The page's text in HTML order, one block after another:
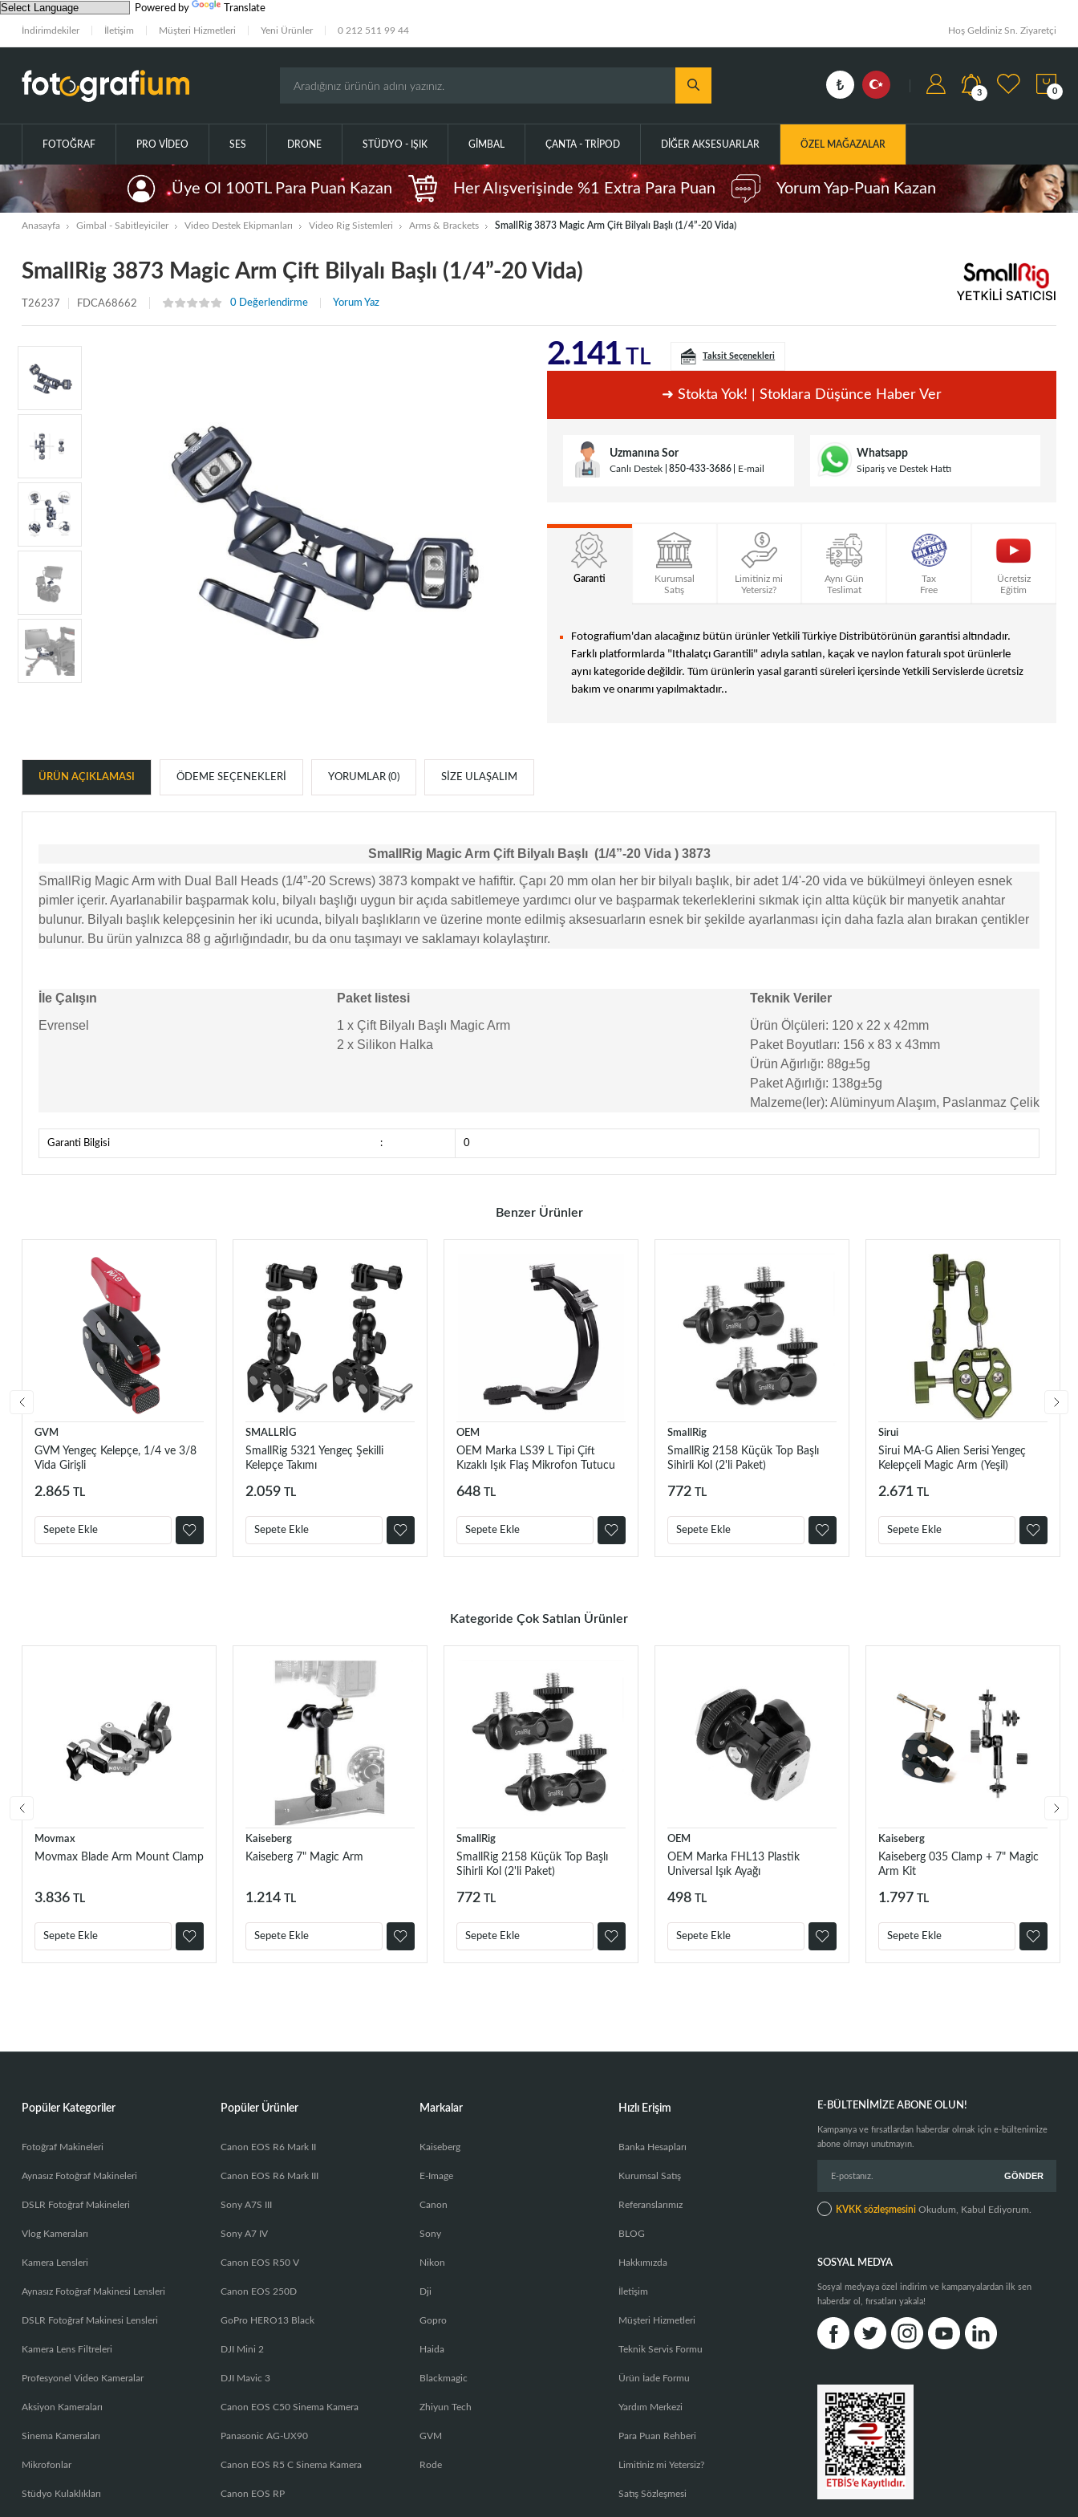
Powered by Translate
İndirimdekiler İletişim Müşteri Hizmetleri Yeni Ürünler 0 212 511 99 44 Hoş Geldiniz Sn. Ziyaretçi
3 0
FOTOĞRAF PRO VIDEO SES DRONE STÜDYO - IŞIK GIMBAL ÇANTA - TRIPOD DIĞER AKSESUARLAR ÖZEL MAĞAZALAR
Üye Ol 100TL Para Puan Kazan Her Alışverişinde %1 Extra Para Puan Yorum Yap-Puan Kazan
Anasayfa Gimbal - Sabitleyiciler Video Destek Ekipmanları Video Rig Sistemleri Arms & Brackets SmallRig 3873 Magic Arm Çift Bilyalı Başlı (1/4”-20 Vida)
SmallRig 3873 Magic Arm Çift Bilyalı Başlı (1/4”-20 Vida)
T26237 FDCA68662 0 Değerlendirme Yorum Yaz
2.141 TL Taksit Seçenekleri
➜ Stokta Yok! | Stoklara Düşünce Haber Ver
Uzmanına Sor
Canlı Destek 850-433-3686 E-mail
Whatsapp
Sipariş ve Destek Hattı
Garanti
Kurumsal
Satış
Limitiniz mi
Yetersiz?
Aynı Gün
Teslimat
Tax
Free
Ücretsiz
Eğitim
Fotografium'dan alacağınız bütün ürünler Yetkili Türkiye Distribütörünün garantisi altındadır.
Farklı platformlarda "Ithalatçı Garantili" adıyla satılan, kaçak ve naylon faturalı spot ürünlerle
aynı kategoride değildir. Tüm ürünlerin yasal garanti süreleri içersinde Yetkili Servislerde ücretsiz
bakım ve onarımı yapılmaktadır..
ÜRÜN AÇIKLAMASI ÖDEME SEÇENEKLERI YORUMLAR (0) SIZE ULAŞALIM
SmallRig Magic Arm Çift Bilyalı Başlı (1/4”-20 Vida ) 3873
SmallRig Magic Arm with Dual Ball Heads (1/4”-20 Screws) 3873 kompakt ve hafiftir. Çapı 20 mm olan her bir bilyalı başlık, bir adet 1/4'-20 vida ve bükülmeyi önleyen esnek
pimler içerir. Ayarlanabilir başparmak kolu, bilyalı başlığı uygun bir açıda sabitlemeye yardımcı olur ve başparmak tekerleklerini sıkmak için altta küçük bir manyetik anahtar
bulunur. Bilyalı başlık kelepçesinin her iki ucunda, bilyalı başlıkların ve üzerine monte edilmiş aksesuarların esnek bir şekilde ayarlanması için daha fazla alan bırakan çentikler
bulunur. Bu ürün yalnızca 88 g ağırlığındadır, bu da onu taşımayı ve saklamayı kolaylaştırır.
İle Çalışın
Evrensel
Paket listesi
1 x Çift Bilyalı Başlı Magic Arm
2 x Silikon Halka
Teknik Veriler
Ürün Ölçüleri: 120 x 22 x 42mm
Paket Boyutları: 156 x 83 x 43mm
Ürün Ağırlığı: 88g±5g
Paket Ağırlığı: 138g±5g
Malzeme(ler): Alüminyum Alaşım, Paslanmaz Çelik
Garanti Bilgisi : 0
Benzer Ürünler
GVM
GVM Yengeç Kelepçe, 1/4 ve 3/8
Vida Girişli
2.865 TL
Sepete Ekle
SMALLRİG
SmallRig 5321 Yengeç Şekilli
Kelepçe Takımı
2.059 TL
Sepete Ekle
OEM
OEM Marka LS39 L Tipi Çift
Kızaklı Işık Flaş Mikrofon Tutucu
648 TL
Sepete Ekle
SmallRig
SmallRig 2158 Küçük Top Başlı
Sihirli Kol (2'li Paket)
772 TL
Sepete Ekle
Sirui
Sirui MA-G Alien Serisi Yengeç
Kelepçeli Magic Arm (Yeşil)
2.671 TL
Sepete Ekle
Kategoride Çok Satılan Ürünler
Movmax
Movmax Blade Arm Mount Clamp
3.836 TL
Sepete Ekle
Kaiseberg
Kaiseberg 7" Magic Arm
1.214 TL
Sepete Ekle
SmallRig
SmallRig 2158 Küçük Top Başlı
Sihirli Kol (2'li Paket)
772 TL
Sepete Ekle
OEM
OEM Marka FHL13 Plastik
Universal Işık Ayağı
498 TL
Sepete Ekle
Kaiseberg
Kaiseberg 035 Clamp + 7" Magic
Arm Kit
1.797 TL
Sepete Ekle
Popüler Kategoriler
Fotoğraf Makineleri
Aynasız Fotoğraf Makineleri
DSLR Fotoğraf Makineleri
Vlog Kameraları
Kamera Lensleri
Aynasız Fotoğraf Makinesi Lensleri
DSLR Fotoğraf Makinesi Lensleri
Kamera Lens Filtreleri
Profesyonel Video Kameralar
Aksiyon Kameraları
Sinema Kameraları
Mikrofonlar
Stüdyo Kulaklıkları
Popüler Ürünler
Canon EOS R6 Mark II
Canon EOS R6 Mark III
Sony A7S III
Sony A7 IV
Canon EOS R50 V
Canon EOS 250D
GoPro HERO13 Black
DJI Mini 2
DJI Mavic 3
Canon EOS C50 Sinema Kamera
Panasonic AG-UX90
Canon EOS R5 C Sinema Kamera
Canon EOS RP
Markalar
Kaiseberg
E-Image
Canon
Sony
Nikon
Dji
Gopro
Haida
Blackmagic
Zhiyun Tech
GVM
Rode
Hızlı Erişim
Banka Hesapları
Kurumsal Satış
Referanslarımız
BLOG
Hakkımızda
İletişim
Müşteri Hizmetleri
Teknik Servis Formu
Ürün İade Formu
Yardım Merkezi
Para Puan Rehberi
Limitiniz mi Yetersiz?
Satış Sözleşmesi
E-BÜLTENIMIZE ABONE OLUN!
Kampanya ve fırsatlardan haberdar olmak için e-bültenimize
abone olmayı unutmayın.
KVKK sözleşmesini Okudum, Kabul Ediyorum.
SOSYAL MEDYA
Sosyal medyaya özel indirim ve kampanyalardan ilk sen
haberdar ol, fırsatları yakala!